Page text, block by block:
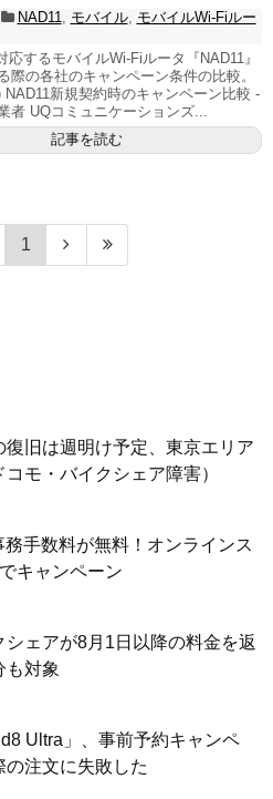
NAD11, モバイル, モバイルWi-Fiルー
応するモバイルWi-Fiルータ『NAD11』
際の各社のキャンペーン条件の比較。
NAD11新規契約時のキャンペーン比較 -
者 UQコミュニケーションズ...
記事を読む
1
復旧は週明け予定、東京エリア
モ・バイクシェア障害）
務手数料が無料！オンラインス
キャンペーン
シェアが8月1日以降の料金を返
も対象
Ultra」、事前予約キャンペ
の注文に失敗した